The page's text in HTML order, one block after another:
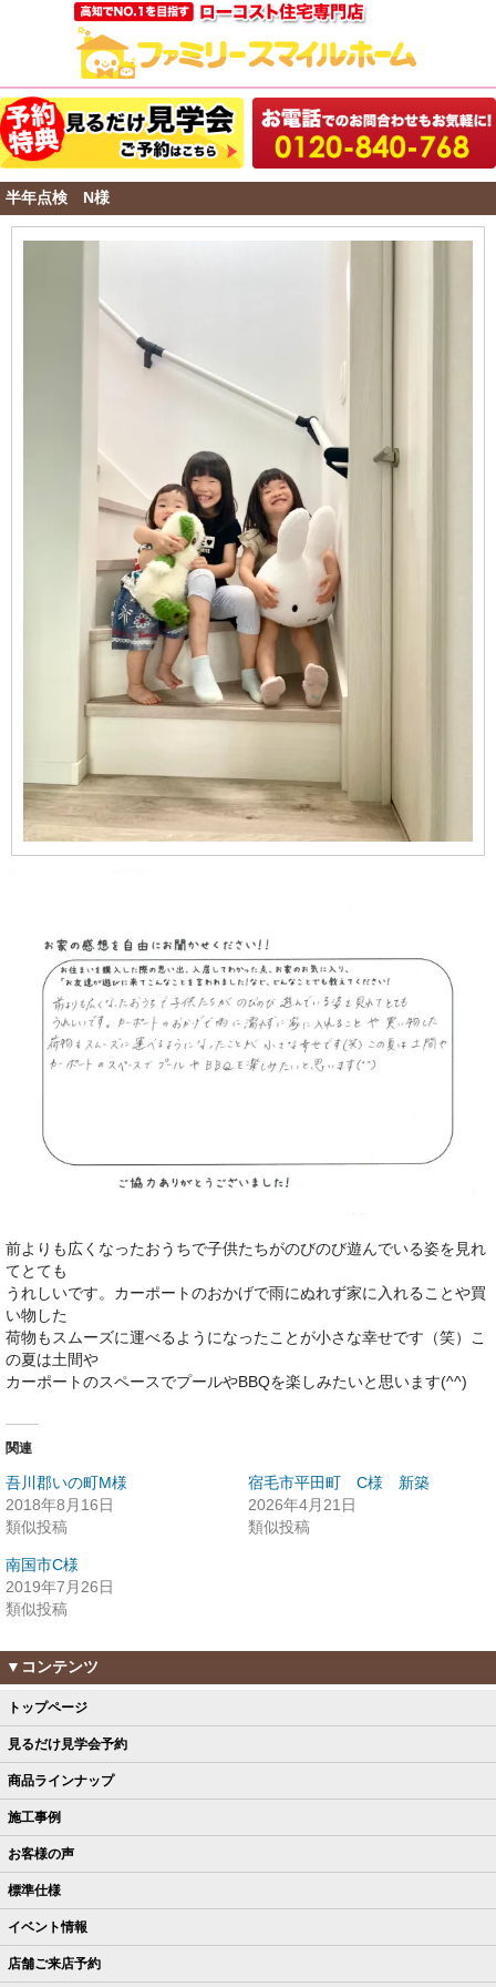
半年点検 N様
前よりも広くなったおうちで子供たちがのびのび遊んでいる姿を見れ
てとても
うれしいです。カーポートのおかげで雨にぬれず家に入れることや買
い物した
荷物もスムーズに運べるようになったことが小さな幸せです（笑）こ
の夏は土間や
カーポートのスペースでプールやBBQを楽しみたいと思います(^^)
関連
吾川郡いの町M様
2018年8月16日
類似投稿
宿毛市平田町 C様 新築
2026年4月21日
類似投稿
南国市C様
2019年7月26日
類似投稿
▼コンテンツ
トップページ
見るだけ見学会予約
商品ラインナップ
施工事例
お客様の声
標準仕様
イベント情報
店舗ご来店予約